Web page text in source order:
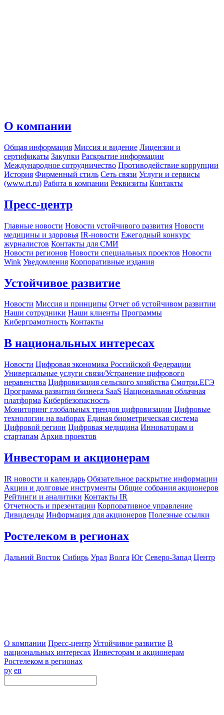
О компании
Общая информация Миссия и видение Лицензии и
сертификаты Закупки Раскрытие информации
Международное сотрудничество Противодействие коррупции
История Фирменный стиль Сеть связи Услуги и сервисы
(www.rt.ru) Работа в компании Реквизиты Контакты
Пресс-центр
Главные новости Новости устойчивого развития Новости
медицины и здоровья IR-новости Ежегодный конкурс
журналистов Контакты для СМИ
Новости регионов Новости специальных проектов Новости
Wink Уведомления Корпоративные издания
Устойчивое развитие
Новости Миссия и принципы Отчет об устойчивом развитии
Наши сотрудники Наши клиенты Программы
Киберграмотность Контакты
В национальных интересах
Новости Цифровая экономика Российской Федерации
Универсальные услуги связи/Устранение цифрового
неравенства Цифровизация сельского хозяйства Смотри.ЕГЭ
Программа развития бизнеса SaaS Национальная облачная
платформа Кибербезопасность
Мониторинг глобальных трендов цифровизации Цифровые
технологии на выборах Единая биометрическая система
Цифровой регион Цифровая медицина Инноваторам и
стартапам Архив проектов
Инвесторам и акционерам
IR новости и календарь Обязательное раскрытие информации
Акции и долговые инструменты Общие собрания акционеров
Рейтинги и аналитики Контакты IR
Отчетность и презентации Корпоративное управление
Дивиденды Информация для акционеров Полезные ссылки
Ростелеком в регионах
Дальний Восток Сибирь Урал Волга Юг Северо-Запад Центр
О компании Пресс-центр Устойчивое развитие В
национальных интересах Инвесторам и акционерам
Ростелеком в регионах
ру en